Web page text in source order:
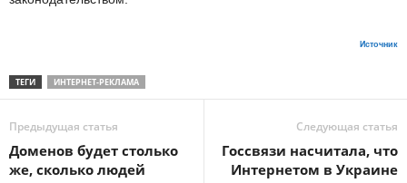
Источник
ТЕГИ ИНТЕРНЕТ-РЕКЛАМА
Предыдущая статья
Доменов будет столько
же, сколько людей
Следующая статья
Госсвязи насчитала, что
Интернетом в Украине